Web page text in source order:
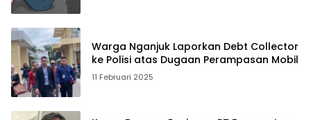
Warga Nganjuk Laporkan Debt Collector
ke Polisi atas Dugaan Perampasan Mobil
11 Februari 2025